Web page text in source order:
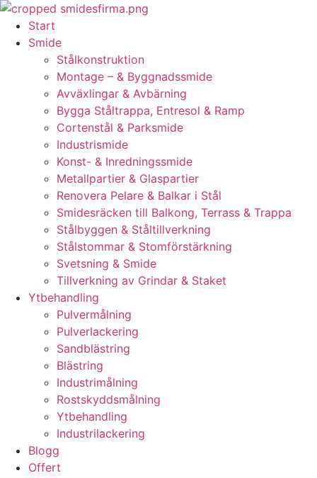
Skip
content
Start
Smide
Stålkonstruktion
Montage – & Byggnadssmide
Avväxlingar & Avbärning
Bygga Ståltrappa, Entresol & Ramp
Cortenstål & Parksmide
Industrismide
Konst- & Inredningssmide
Metallpartier & Glaspartier
Renovera Pelare & Balkar i Stål
Smidesräcken till Balkong, Terrass & Trappa
Stålbyggen & Ståltillverkning
Stålstommar & Stomförstärkning
Svetsning & Smide
Tillverkning av Grindar & Staket
Ytbehandling
Pulvermålning
Pulverlackering
Sandblästring
Blästring
Industrimålning
Rostskyddsmålning
Ytbehandling
Industrilackering
Blogg
Offert